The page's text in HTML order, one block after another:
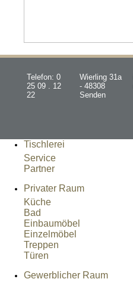
Telefon: 0
25 09 . 12
22
Wierling 31a
- 48308
Senden
Tischlerei
Service
Partner
Privater Raum
Küche
Bad
Einbaumöbel
Einzelmöbel
Treppen
Türen
Gewerblicher Raum